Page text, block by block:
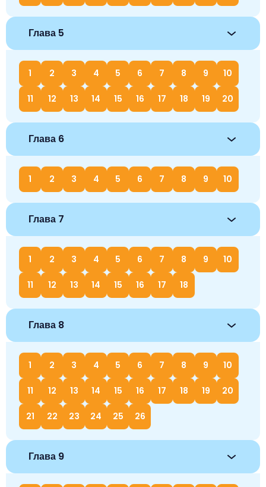
Глава 5
1 2 3 4 5 6 7 8 9 10
11 12 13 14 15 16 17 18 19 20
Глава 6
1 2 3 4 5 6 7 8 9 10
Глава 7
1 2 3 4 5 6 7 8 9 10
11 12 13 14 15 16 17 18
Глава 8
1 2 3 4 5 6 7 8 9 10
11 12 13 14 15 16 17 18 19 20
21 22 23 24 25 26
Глава 9